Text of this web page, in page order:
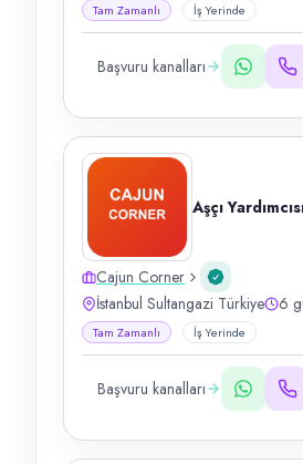
Tam Zamanlı İş Yerinde
Başvuru kanalları
Aşçı
Cajun Corner
İstanbul Sultangazi Türkiye
6
Tam Zamanlı İş Yerinde
Başvuru kanalları